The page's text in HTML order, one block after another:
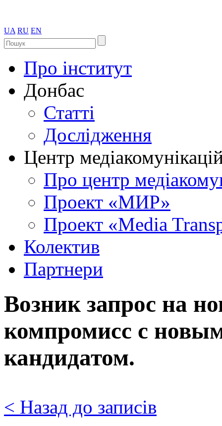
UA RU EN
Про інститут
Донбас
Статті
Дослідження
Центр
Про центр
Проект «МИР»
Проект «Media
Колектив
Партнери
Возник запрос на
компромисс с
кандидатом.
< Назад до записів